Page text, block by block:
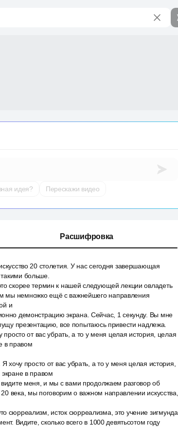
идея? Перескажи видео
Расшифровка
20 столетия. У нас сегодня завершающая
больше.
скорее термин к нашей следующей лекции овладеть
мы немножко ещё с важнейшего направления
и
демонстрацию экрана. Сейчас, 1 секунду. Вы мне
презентацию, все попытаюсь привести надлежа.
от вас убрать, а то у меня целая история, целая
в правом
хочу просто от вас убрать, а то у меня целая история,
в правом
меня, и мы с вами продолжаем разговор об
века, мы поговорим о важном направлении искусства,
сюрреализм, исток сюрреализма, это учение зигмунда
Видите, сколько всего в 1000 девятьсотом году